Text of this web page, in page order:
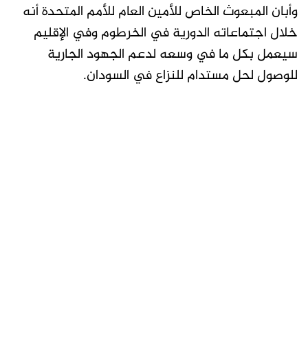
وأبان المبعوث الخاص للأمين العام للأمم المتحدة أنه
خلال اجتماعاته الدورية في الخرطوم وفي الإقليم
سيعمل بكل ما في وسعه لدعم الجهود الجارية
للوصول لحل مستدام للنزاع في السودان.